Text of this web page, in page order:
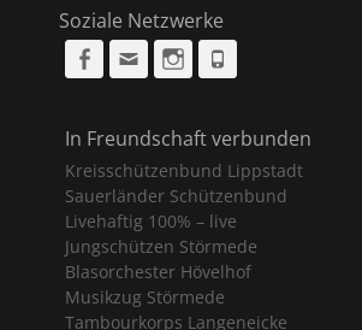
Soziale Netzwerke
Facebook
Email Instagram
In Freundschaft verbunden
Kreisschützenbund Lippstadt
Sauerländer Schützenbund
Livehaftig 100% – live
Jungschützen Störmede
Blasorchester Hövelhof
Musikzug Störmede
Tambourkorps Langeneicke